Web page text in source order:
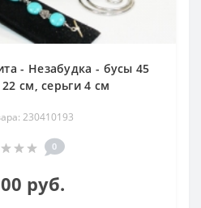
- Незабудка - бусы 45
см, серьги 4 см
230410193
0
руб.